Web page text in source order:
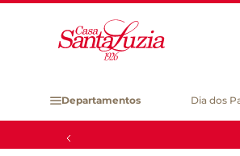
Departamentos Dia dos